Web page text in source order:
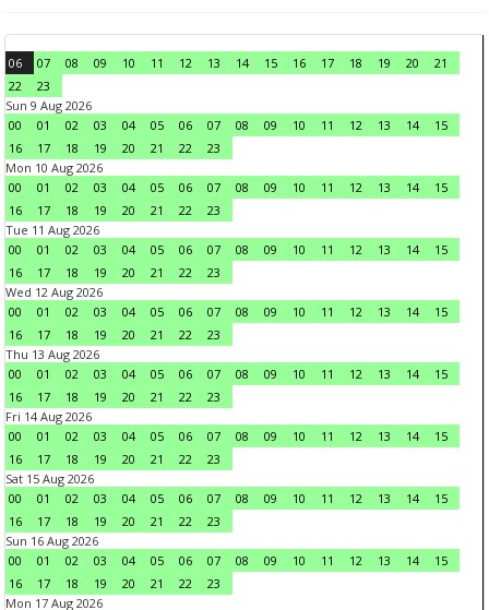
06 07 08 09 10 11 12 13 14 15 16 17 18 19 20
21
22
23
Sun 9 Aug 2026
00
01 02 03 04 05 06 07 08 09 10 11 12 13 14
15
16
17 18 19 20 21 22
23
Mon 10 Aug 2026
00
01 02 03 04 05 06 07 08 09 10 11 12 13 14
15
16
17 18 19 20 21 22
23
Tue 11 Aug 2026
00
01 02 03 04 05 06 07 08 09 10 11 12 13 14
15
16
17 18 19 20 21 22
23
Wed 12 Aug 2026
00
01 02 03 04 05 06 07 08 09 10 11 12 13 14
15
16
17 18 19 20 21 22
23
Thu 13 Aug 2026
00
01 02 03 04 05 06 07 08 09 10 11 12 13 14
15
16
17 18 19 20 21 22
23
Fri 14 Aug 2026
00
01 02 03 04 05 06 07 08 09 10 11 12 13 14
15
16
17 18 19 20 21 22
23
Sat 15 Aug 2026
00
01 02 03 04 05 06 07 08 09 10 11 12 13 14
15
16
17 18 19 20 21 22
23
Sun 16 Aug 2026
00
01 02 03 04 05 06 07 08 09 10 11 12 13 14
15
16
17 18 19 20 21 22
23
Mon 17 Aug 2026